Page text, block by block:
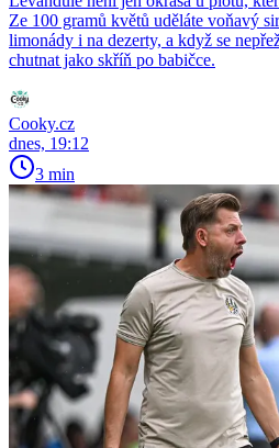
Ze 100 gramů květů uděláte voňavý
limonády i na dezerty, a když se
chutnat jako skříň po babičce.
Cooky.cz
dnes, 19:12
3 min